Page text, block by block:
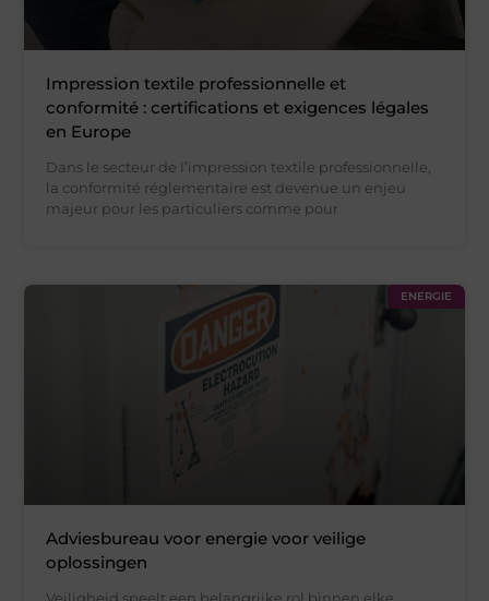
Impression textile professionnelle et
conformité : certifications et exigences légales
en Europe
Dans le secteur de l’impression textile professionnelle,
la conformité réglementaire est devenue un enjeu
majeur pour les particuliers comme pour
ENERGIE
Adviesbureau voor energie voor veilige
oplossingen